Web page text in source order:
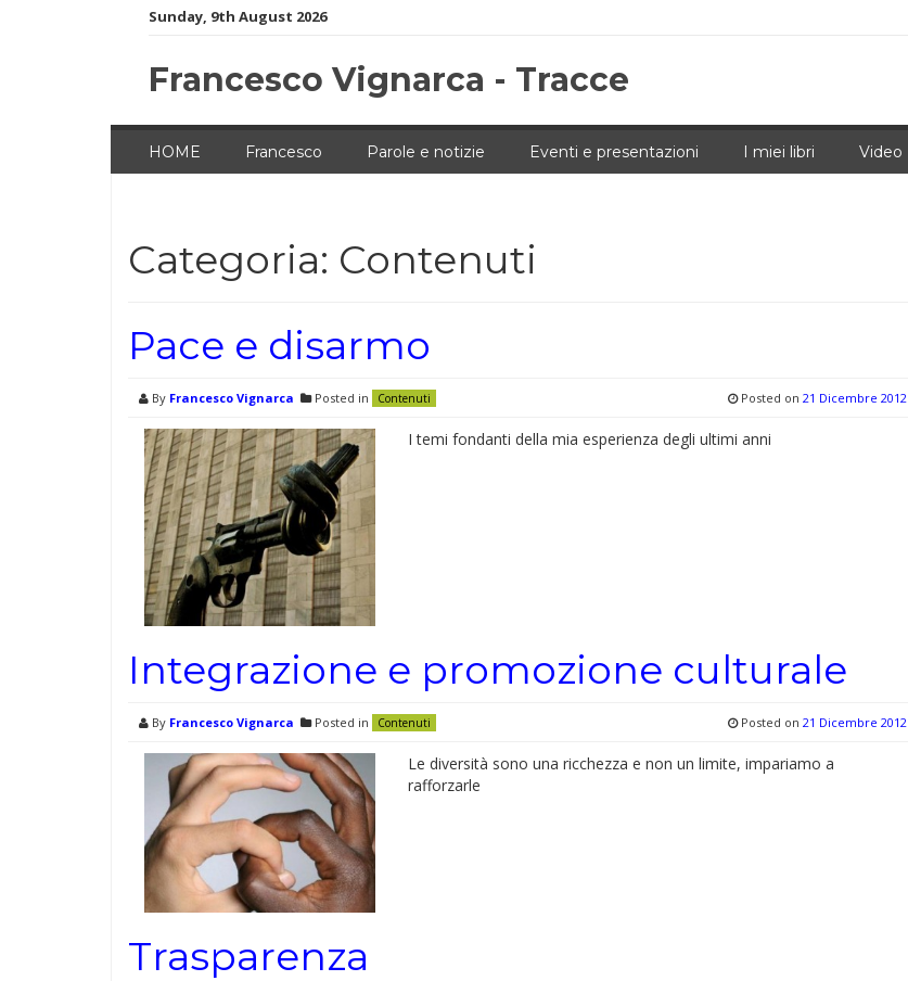
Sunday, 9th August 2026
Francesco Vignarca - Tracce
HOME Francesco Parole e notizie Eventi e presentazioni I miei libri Video
Categoria: Contenuti
Pace e disarmo
By Francesco Vignarca Posted in Contenuti Posted on 21 Dicembre 2012
I temi fondanti della mia esperienza degli ultimi anni
Integrazione e promozione culturale
By Francesco Vignarca Posted in Contenuti Posted on 21 Dicembre 2012
Le diversità sono una ricchezza e non un limite, impariamo a
rafforzarle
Trasparenza